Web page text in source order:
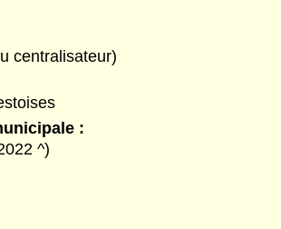
centralisateur)
:
^)